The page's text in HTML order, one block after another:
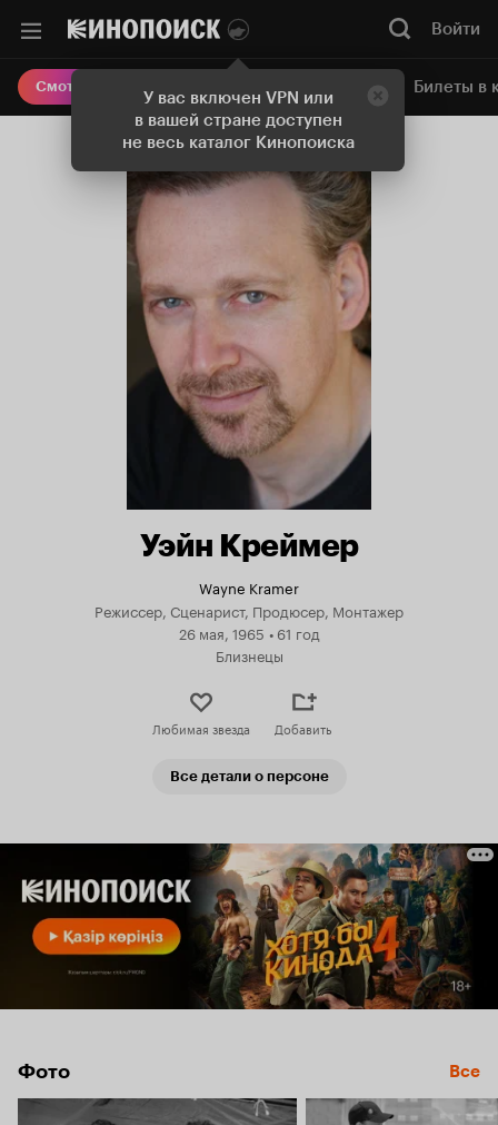
У вас включен VPN или
в вашей стране доступен
не весь каталог Кинопоиска
Войти
Смотреть кино Онлайн-кинотеатр Билеты в
Уэйн Креймер
Wayne Kramer
Режиссер, Сценарист, Продюсер, Монтажер
26 мая, 1965 • 61 год
Близнецы
Любимая звезда Добавить
Все детали о персоне
Фото Все